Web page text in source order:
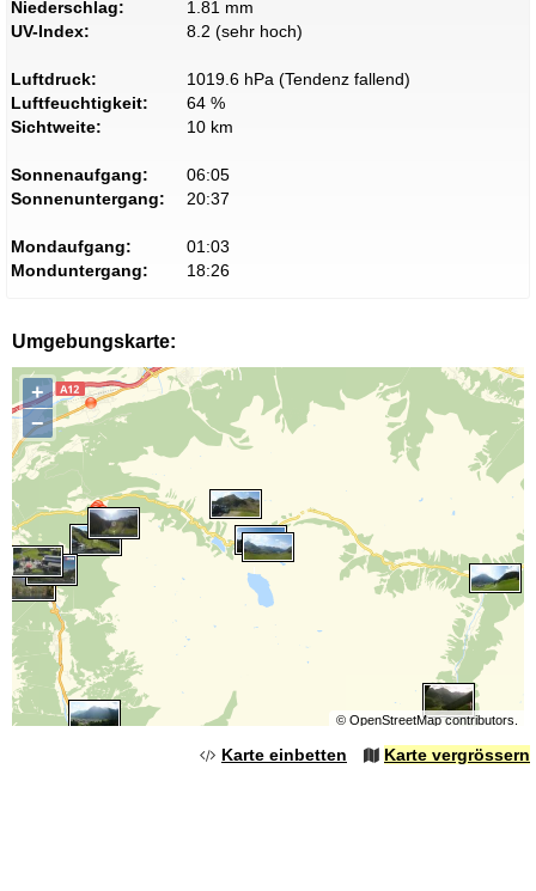
Niederschlag:
1.81 mm
UV-Index:
8.2 (sehr hoch)
Luftdruck:
1019.6 hPa (Tendenz fallend)
Luftfeuchtigkeit:
64 %
Sichtweite:
10 km
Sonnenaufgang:
06:05
Sonnenuntergang:
20:37
Mondaufgang:
01:03
Monduntergang:
18:26
Umgebungskarte:
+
−
© OpenStreetMapcontributors.
Karte einbetten Karte vergrössern